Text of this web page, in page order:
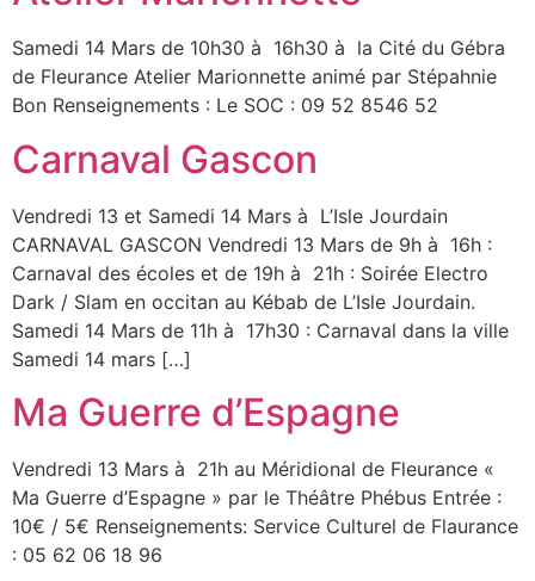
Samedi 14 Mars de 10h30 à 16h30 à la Cité du Gébra
de Fleurance Atelier Marionnette animé par Stépahnie
Bon Renseignements : Le SOC : 09 52 8546 52
Carnaval Gascon
Vendredi 13 et Samedi 14 Mars à L’Isle Jourdain
CARNAVAL GASCON Vendredi 13 Mars de 9h à 16h :
Carnaval des écoles et de 19h à 21h : Soirée Electro
Dark / Slam en occitan au Kébab de L’Isle Jourdain.
Samedi 14 Mars de 11h à 17h30 : Carnaval dans la ville
Samedi 14 mars […]
Ma Guerre d’Espagne
Vendredi 13 Mars à 21h au Méridional de Fleurance «
Ma Guerre d’Espagne » par le Théâtre Phébus Entrée :
10€ / 5€ Renseignements: Service Culturel de Flaurance
: 05 62 06 18 96